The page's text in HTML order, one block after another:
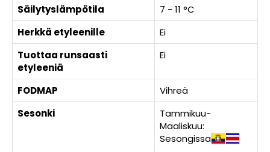
Säilytyslämpötila
7 - 11 °C
Herkkä etyleenille
Ei
Tuottaa runsaasti
etyleeniä
Ei
FODMAP
Vihreä
Sesonki
Tammikuu-
Maaliskuu:
Sesongissa